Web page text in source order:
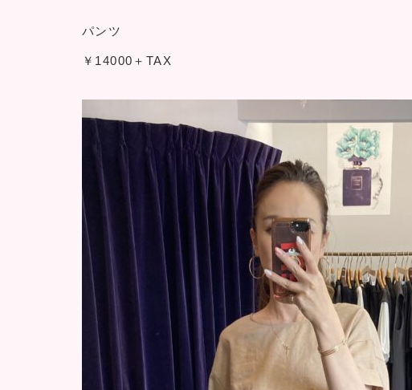
パンツ
￥14000＋TAX